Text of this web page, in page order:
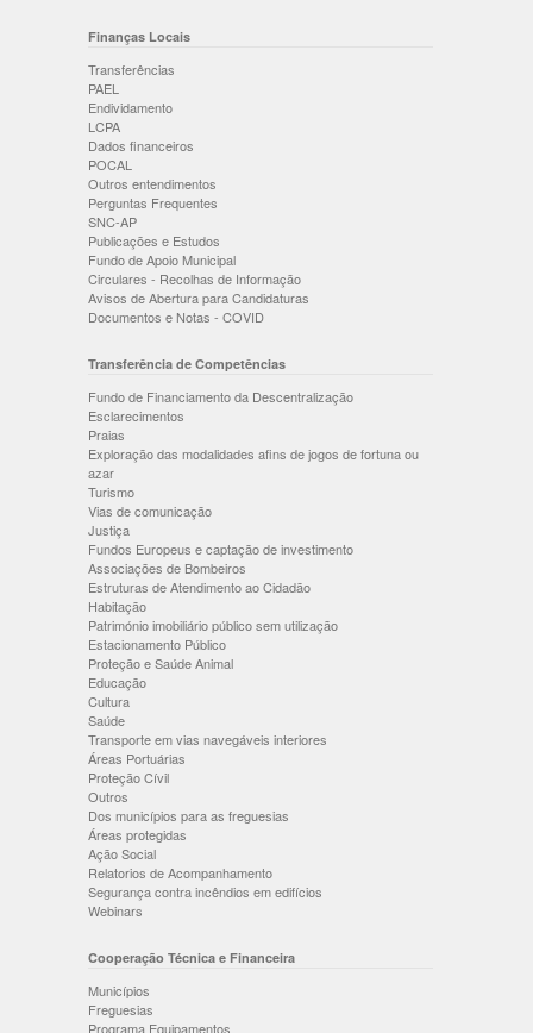
Finanças Locais
Transferências
PAEL
Endividamento
LCPA
Dados financeiros
POCAL
Outros entendimentos
Perguntas Frequentes
SNC-AP
Publicações e Estudos
Fundo de Apoio Municipal
Circulares - Recolhas de Informação
Avisos de Abertura para Candidaturas
Documentos e Notas - COVID
Transferência de Competências
Fundo de Financiamento da Descentralização
Esclarecimentos
Praias
Exploração das modalidades afins de jogos de fortuna ou
azar
Turismo
Vias de comunicação
Justiça
Fundos Europeus e captação de investimento
Associações de Bombeiros
Estruturas de Atendimento ao Cidadão
Habitação
Património imobiliário público sem utilização
Estacionamento Público
Proteção e Saúde Animal
Educação
Cultura
Saúde
Transporte em vias navegáveis interiores
Áreas Portuárias
Proteção Cívil
Outros
Dos municípios para as freguesias
Áreas protegidas
Ação Social
Relatorios de Acompanhamento
Segurança contra incêndios em edifícios
Webinars
Cooperação Técnica e Financeira
Municípios
Freguesias
Programa Equipamentos